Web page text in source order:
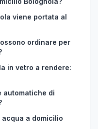
viene portata al
ordinare per
in vetro a rendere:
automatiche di
a domicilio